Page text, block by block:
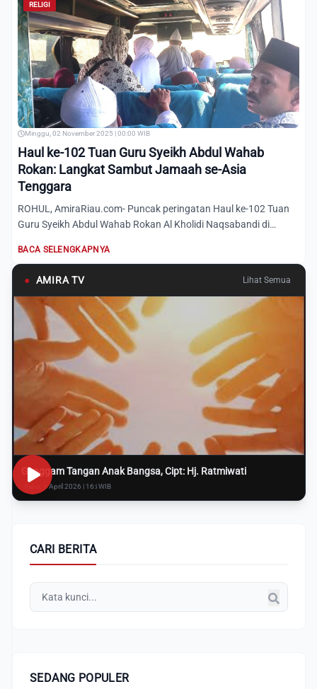
RELIGI
Minggu, 02 November 2025 | 00:00 WIB
Haul ke-102 Tuan Guru Syeikh Abdul Wahab
Rokan: Langkat Sambut Jamaah se-Asia
Tenggara
ROHUL, AmiraRiau.com- Puncak peringatan Haul ke-102 Tuan
Guru Syeikh Abdul Wahab Rokan Al Kholidi Naqsabandi di
BACA SELENGKAPNYA
● AMIRA TV Lihat Semua
Genggam Tangan Anak Bangsa, Cipt: Hj. Ratmiwati
Rabu, 8 April 2026 | 16:i WIB
CARI BERITA
SEDANG POPULER